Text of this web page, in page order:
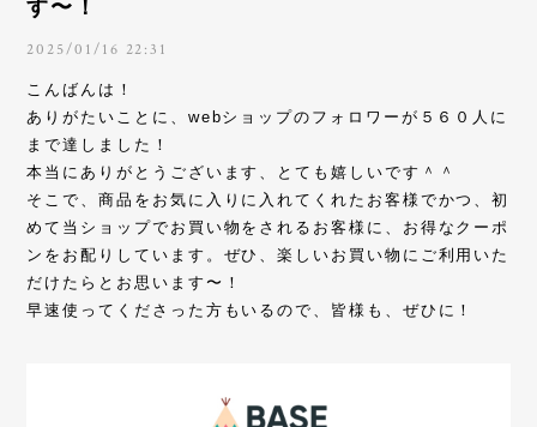
す〜！
2025/01/16 22:31
こんばんは！
ありがたいことに、webショップのフォロワーが５６０人に
まで達しました！
本当にありがとうございます、とても嬉しいです＾＾
そこで、商品をお気に入りに入れてくれたお客様でかつ、初
めて当ショップでお買い物をされるお客様に、お得なクーポ
ンをお配りしています。ぜひ、楽しいお買い物にご利用いた
だけたらとお思います〜！
早速使ってくださった方もいるので、皆様も、ぜひに！